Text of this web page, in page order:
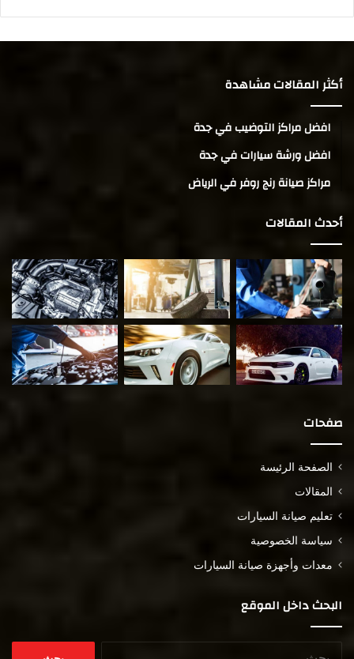
أكثر المقالات مشاهدة
افضل مراكز التوضيب في جدة
افضل ورشة سيارات في جدة
مراكز صيانة رنج روفر في الرياض
أحدث المقالات
صفحات
الصفحة الرئيسة
المقالات
تعليم صيانة السيارات
سياسة الخصوصية
معدات وأجهزة صيانة السيارات
البحث داخل الموقع